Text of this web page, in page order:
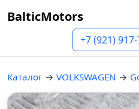
BalticMotors
+7 (921)
Каталог → VOLKSWAGEN →